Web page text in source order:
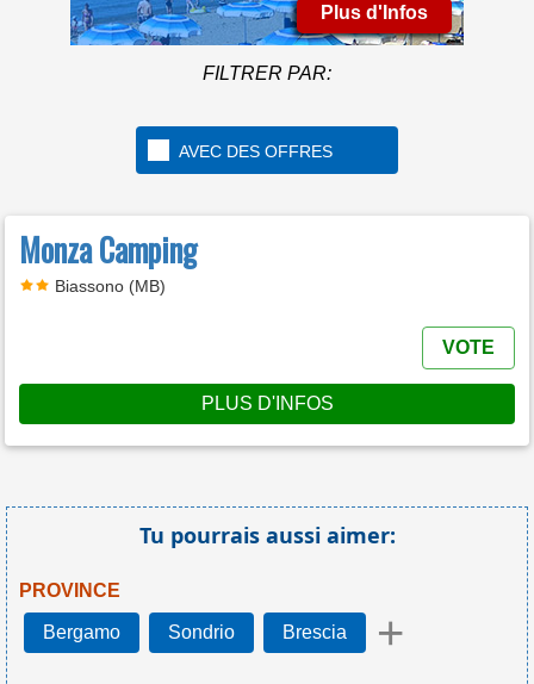
Plus d'Infos
FILTRER PAR:
AVEC DES OFFRES
Monza Camping
Biassono (MB)
VOTE
PLUS D'INFOS
Tu pourrais aussi aimer:
PROVINCE
Bergamo Sondrio Brescia +